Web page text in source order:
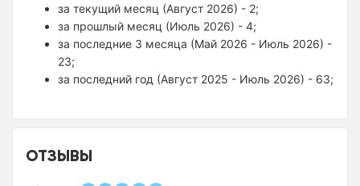
за текущий месяц (Август 2026) - 2;
за прошлый месяц (Июль 2026) - 4;
за последние 3 месяца (Май 2026 - Июль 2026) -
23;
за последний год (Август 2025 - Июль 2026) - 63;
ОТЗЫВЫ